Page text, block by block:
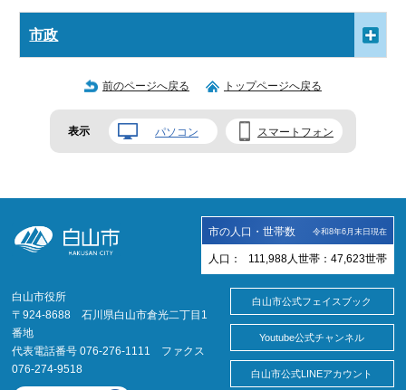
市政
前のページへ戻る トップページへ戻る
表示 パソコン スマートフォン
市の人口・世帯数 令和8年6月末日現在
人口： 111,988 人 世帯： 47,623世帯
白山市役所
〒924-8688 石川県白山市倉光二丁目1
番地
代表電話番号 076-276-1111 ファクス
076-274-9518
白山市公式フェイスブック
Youtube公式チャンネル
白山市公式LINEアカウント